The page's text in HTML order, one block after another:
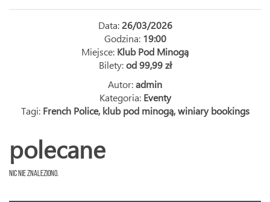
Data: 26/03/2026
Godzina: 19:00
Miejsce: Klub Pod Minogą
Bilety:od 99,99 zł
Autor:admin
Kategoria: Eventy
Tagi: French Police, klub pod minogą,winiary bookings
polecane
Nic nie znaleziono.